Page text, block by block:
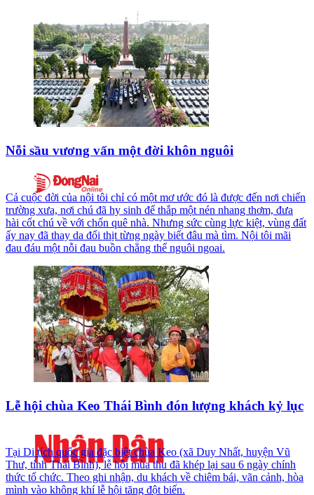
Nỗi sầu vương vấn một đời khôn nguôi
Cả cuộc đời của nội tôi chỉ có một mơ ước đó là được đến nơi chiến
trường xưa, nơi chú đã hy sinh để thắp một nén nhang thơm, đưa
hài cốt chú về với chốn quê nhà. Nhưng sức cùng lực kiệt, vùng đất
ấy nay đã thay da đổi thịt từng ngày biết đâu mà tìm. Nội tôi mãi
đau đáu một nỗi đau buồn chẳng thể nguôi ngoai.
Lễ hội chùa Keo Thái Bình đón lượng khách kỷ lục
Tại Di tích quốc gia đặc biệt chùa Keo (xã Duy Nhất, huyện Vũ
Thư, tỉnh Thái Bình), lễ hội mùa thu đã khép lại sau 6 ngày chính
thức tổ chức. Theo ghi nhận, du khách về chiêm bái, vãn cảnh, hòa
mình vào không khí lễ hội tăng đột biến.